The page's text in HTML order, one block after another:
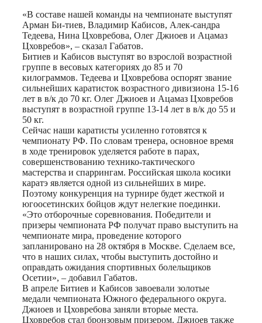
«В составе нашей команды на чемпионате выступят
Арман Би-тиев, Владимир Кабисов, Алек-сандра
Тедеева, Нина Цховребова, Олег Джиоев и Ацамаз
Цховребов», – сказал Габатов.
Битиев и Кабисов выступят во взрослой возрастной
группе в весовых категориях до 85 и 70
килограммов. Тедеева и Цховребова оспорят звание
сильнейших каратисток возрастного дивизиона 15-16
лет в в/к до 70 кг. Олег Джиоев и Ацамаз Цховребов
выступят в возрастной группе 13-14 лет в в/к до 55 и
50 кг.
Сейчас наши каратисты усиленно готовятся к
чемпионату РФ. По словам тренера, основное время
в ходе тренировок уделяется работе в парах,
совершенствованию технико-тактического
мастерства и спаррингам. Российская школа косики
каратэ является одной из сильнейших в мире.
Поэтому конкуренция на турнире будет жесткой и
югоосетинских бойцов ждут нелегкие поединки.
«Это отборочные соревнования. Победители и
призеры чемпионата РФ получат право выступить на
чемпионате мира, проведение которого
запланировано на 28 октября в Москве. Сделаем все,
что в наших силах, чтобы выступить достойно и
оправдать ожидания спортивных болельщиков
Осетии», – добавил Габатов.
В апреле Битиев и Кабисов завоевали золотые
медали чемпионата Южного федерального округа.
Джиоев и Цховребова заняли вторые места.
Цховребов стал бронзовым призером. Джиоев также